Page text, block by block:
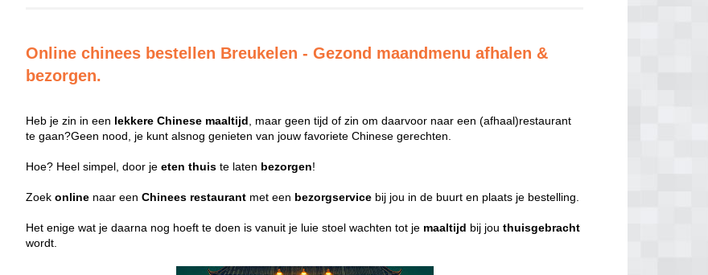
Online chinees bestellen Breukelen - Gezond maandmenu afhalen &
bezorgen.
Heb je zin in een lekkere Chinese maaltijd , maar geen tijd of zin om daarvoor naar een (afhaal)restaurant
te gaan?Geen nood, je kunt alsnog genieten van jouw favoriete Chinese gerechten.
Hoe? Heel simpel, door jeeten thuis te laten bezorgen!
Zoekonline naar eenChinees restaurant met een bezorgservice bij jou in de buurt en plaats je bestelling.
Het enige wat je daarna nog hoeft te doen is vanuit je luie stoel wachten tot je maaltijd bij jouthuisgebracht
wordt.